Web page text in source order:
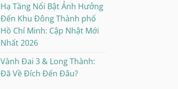
Hạ Tầng Nổi Bật Ảnh Hưởng
Đến Khu Đông Thành phố
Hồ Chí Minh: Cập Nhật Mới
Nhất 2026
Vành Đai 3 & Long Thành:
Đã Về Đích Đến Đâu?